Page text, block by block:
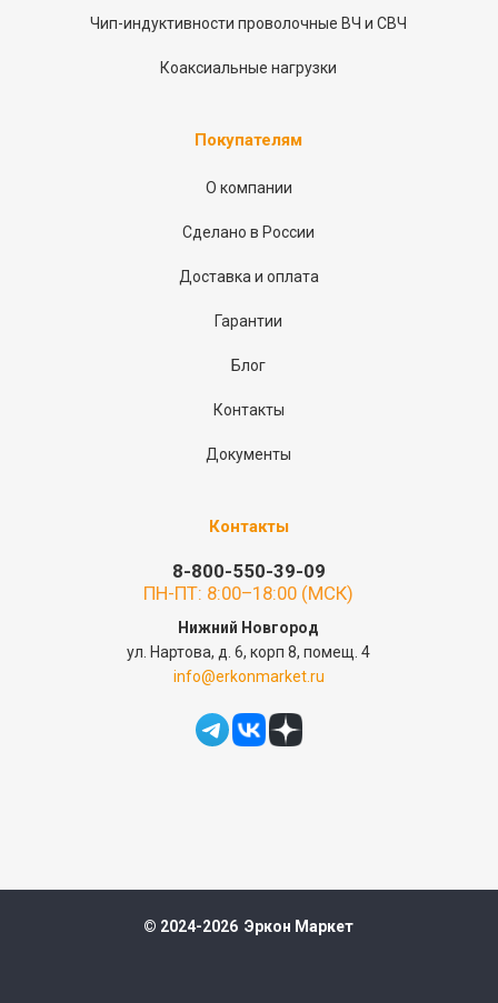
Чип-индуктивности проволочные ВЧ и СВЧ
Коаксиальные нагрузки
Покупателям
О компании
Сделано в России
Доставка и оплата
Гарантии
Блог
Контакты
Документы
Контакты
8-800-550-39-09
ПН-ПТ: 8:00–18:00 (МСК)
Нижний Новгород
ул. Нартова, д. 6, корп 8, помещ. 4
info@erkonmarket.ru
© 2024-2026 Эркон Маркет